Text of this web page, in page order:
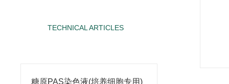
TECHNICAL ARTICLES
糖原PAS染色液(培养细胞专用)